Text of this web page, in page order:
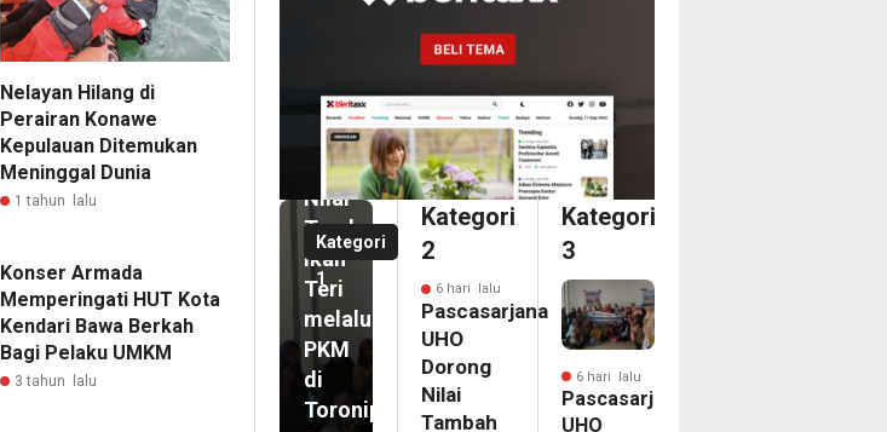
Nelayan Hilang di
Perairan Konawe
Kepulauan Ditemukan
Meninggal Dunia
1 tahun lalu
Konser Armada
Memperingati HUT Kota
Kendari Bawa Berkah
Bagi Pelaku UMKM
3 tahun lalu
Kategori
1
Pascasarjana
UHO
Dorong
Nilai
Tambah
Ikan
Teri
melalui
PKM
di
Toronipa
bulan
lalu
Wali
Kota
Kendari
Siska
Karina
Imran
dan
Delegasi
Kategori
2
6 hari lalu
Pascasarjana
UHO
Dorong
Nilai
Tambah
Kategori
3
6 hari lalu
Pascasarjana
UHO